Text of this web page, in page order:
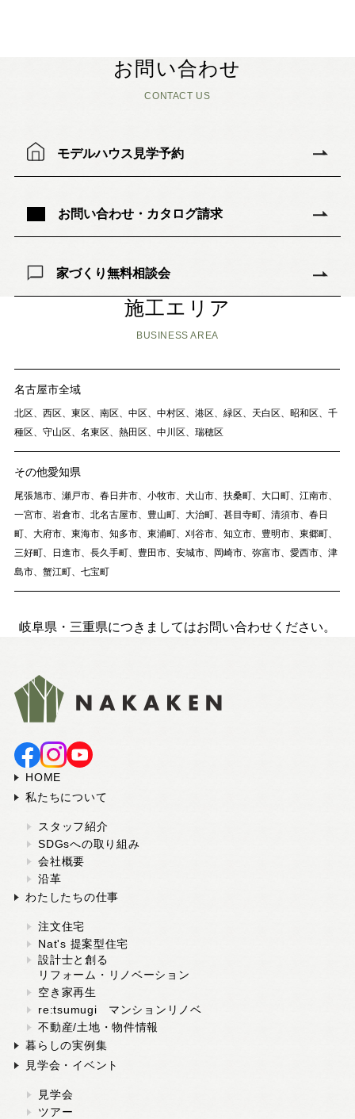
お問い合わせ
CONTACT US
モデルハウス見学予約
お問い合わせ・カタログ請求
家づくり無料相談会
施工エリア
BUSINESS AREA
名古屋市全域
北区、西区、東区、南区、中区、中村区、港区、緑区、天白区、昭和区、千
種区、守山区、名東区、熱田区、中川区、瑞穂区
その他愛知県
尾張旭市、瀬戸市、春日井市、小牧市、犬山市、扶桑町、大口町、江南市、
一宮市、岩倉市、北名古屋市、豊山町、大治町、甚目寺町、清須市、春日
町、大府市、東海市、知多市、東浦町、刈谷市、知立市、豊明市、東郷町、
三好町、日進市、長久手町、豊田市、安城市、岡崎市、弥富市、愛西市、津
島市、蟹江町、七宝町
岐阜県・三重県につきましてはお問い合わせください。
HOME
私たちについて
スタッフ紹介
SDGsへの取り組み
会社概要
沿革
わたしたちの仕事
注文住宅
Nat's 提案型住宅
設計士と創る
リフォーム・リノベーション
空き家再生
re:tsumugi マンションリノベ
不動産/土地・物件情報
暮らしの実例集
見学会・イベント
見学会
ツアー